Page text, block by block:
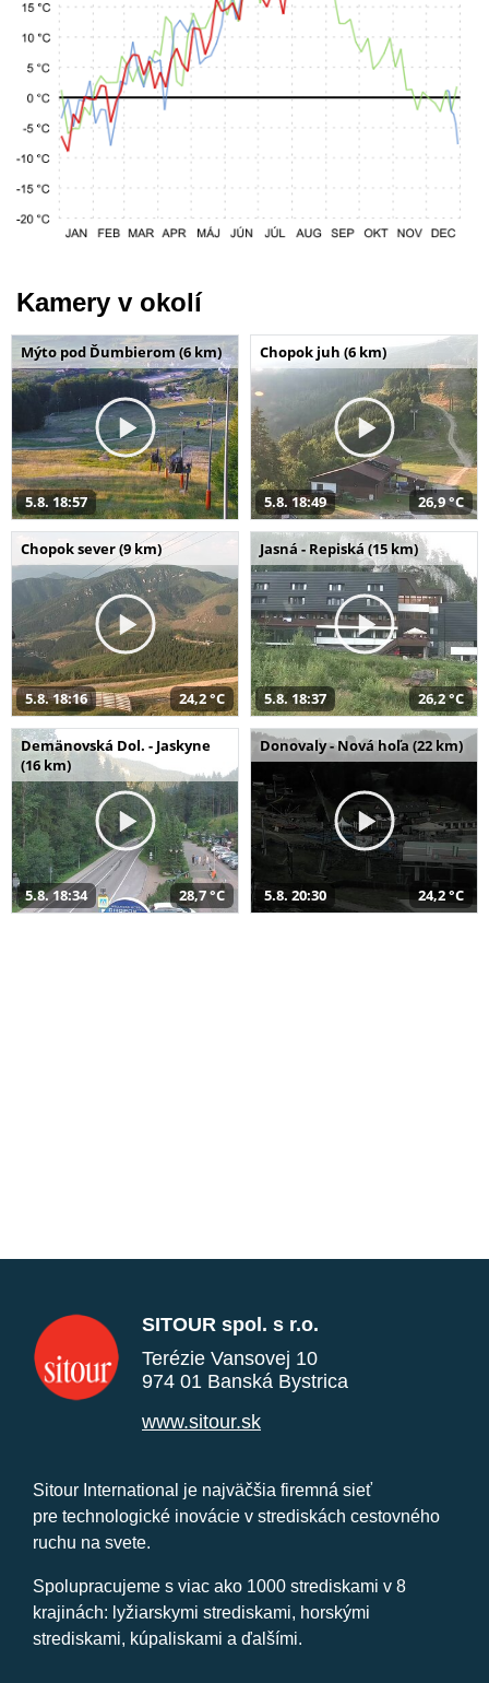
Kamery v okolí
Mýto pod Ďumbierom (6 km)
5.8. 18:57
Chopok juh (6 km)
5.8. 18:49 26,9 °C
Chopok sever (9 km)
5.8. 18:16 24,2 °C
Jasná - Repiská (15 km)
5.8. 18:37 26,2 °C
Demänovská Dol. - Jaskyne
(16 km)
5.8. 18:34 28,7 °C
Donovaly - Nová hoľa (22 km)
5.8. 20:30 24,2 °C
SITOUR spol. s r.o.
Terézie Vansovej 10
974 01 Banská Bystrica
www.sitour.sk
Sitour International je najväčšia firemná sieť
pre technologické inovácie v strediskách cestovného
ruchu na svete.
Spolupracujeme s viac ako 1000 strediskami v 8
krajinách: lyžiarskymi strediskami, horskými
strediskami, kúpaliskami a ďalšími.